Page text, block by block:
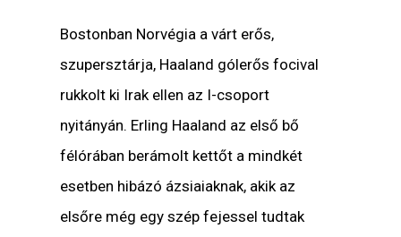
Bostonban Norvégia a várt erős,
szupersztárja, Haaland gólerős focival
rukkolt ki Irak ellen az I-csoport
nyitányán. Erling Haaland az első bő
félórában berámolt kettőt a mindkét
esetben hibázó ázsiaiaknak, akik az
elsőre még egy szép fejessel tudtak